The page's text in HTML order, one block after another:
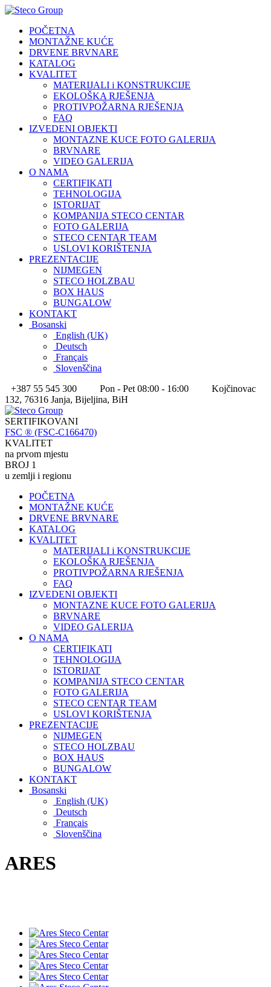
POČETNA
MONTAŽNE KUĆE
DRVENE BRVNARE
KATALOG
KVALITET
MATERIJALI i KONSTRUKCIJE
EKOLOŠKA RJEŠENJA
PROTIVPOŽARNA RJEŠENJA
FAQ
IZVEDENI OBJEKTI
MONTAZNE KUCE FOTO GALERIJA
BRVNARE
VIDEO GALERIJA
O NAMA
CERTIFIKATI
TEHNOLOGIJA
ISTORIJAT
KOMPANIJA STECO CENTAR
FOTO GALERIJA
STECO CENTAR TEAM
USLOVI KORIŠTENJA
PREZENTACIJE
NIJMEGEN
STECO HOLZBAU
BOX HAUS
BUNGALOW
KONTAKT
Bosanski
English (UK)
Deutsch
Français
Slovenščina
+387 55 545 300
Pon - Pet 08:00 - 16:00
Kojčinovac
132, 76316 Janja, Bijeljina, BiH
SERTIFIKOVANI
FSC ® (FSC-C166470)
KVALITET
na prvom mjestu
BROJ 1
u zemlji i regionu
POČETNA
MONTAŽNE KUĆE
DRVENE BRVNARE
KATALOG
KVALITET
MATERIJALI i KONSTRUKCIJE
EKOLOŠKA RJEŠENJA
PROTIVPOŽARNA RJEŠENJA
FAQ
IZVEDENI OBJEKTI
MONTAZNE KUCE FOTO GALERIJA
BRVNARE
VIDEO GALERIJA
O NAMA
CERTIFIKATI
TEHNOLOGIJA
ISTORIJAT
KOMPANIJA STECO CENTAR
FOTO GALERIJA
STECO CENTAR TEAM
USLOVI KORIŠTENJA
PREZENTACIJE
NIJMEGEN
STECO HOLZBAU
BOX HAUS
BUNGALOW
KONTAKT
Bosanski
English (UK)
Deutsch
Français
Slovenščina
ARES